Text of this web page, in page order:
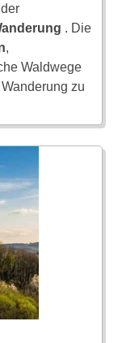
. Die
,
Waldwege
zu